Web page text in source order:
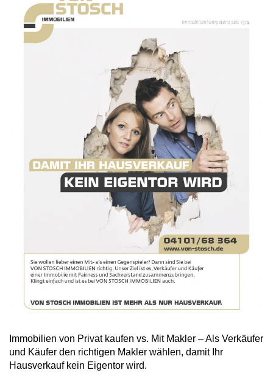
Immobilien von Privat kaufen vs. Mit Makler – Als Verkäufer
und Käufer den richtigen Makler wählen, damit Ihr
Hausverkauf kein Eigentor wird.